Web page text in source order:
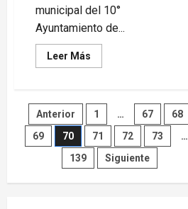
municipal del 10°
Ayuntamiento de...
Leer Más
más
se
consolida
como
destino
para
vivir:
Rocio
Paginación
de
entradas
Anterior 1 … 67
68
69
70 71 72 73
…
139
Siguiente